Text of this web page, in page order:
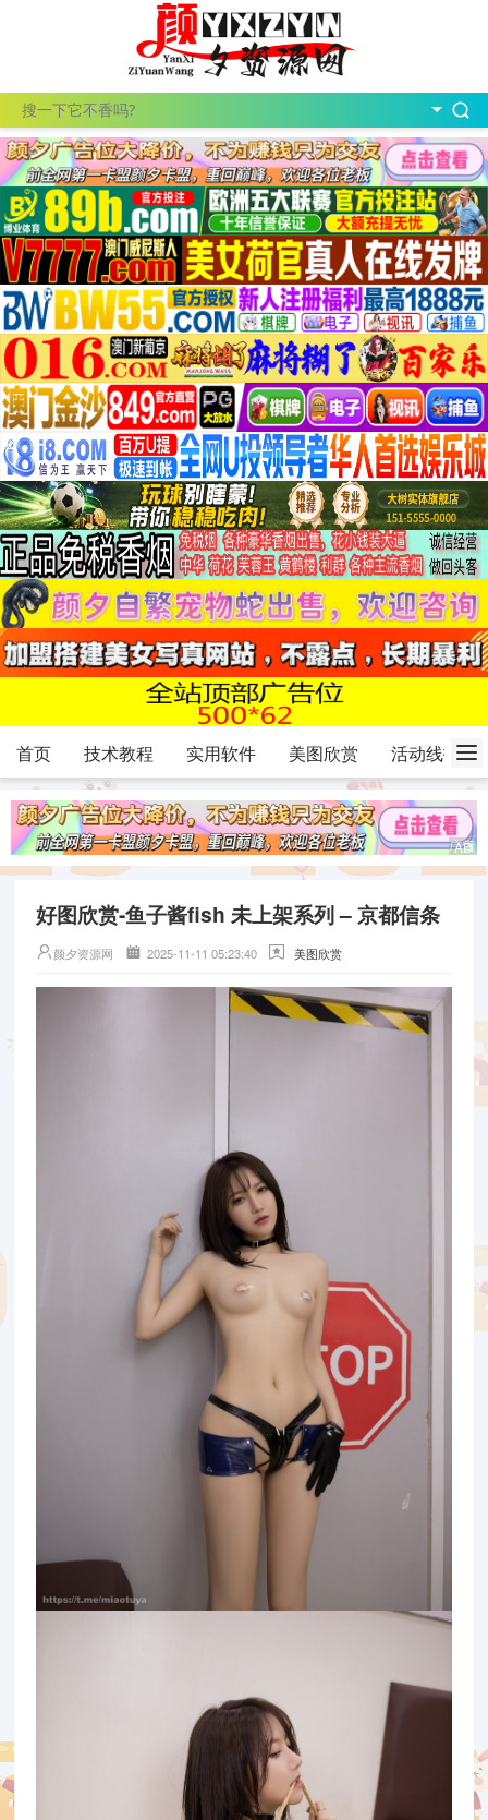
首页 技术教程 实用软件 美图欣赏 活动线报
好图欣赏-鱼子酱fish 未上架系列 – 京都信条
颜夕资源网 2025-11-11 05:23:40 美图欣赏